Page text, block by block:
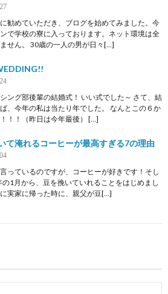
勧めていただき、ブログを始めてみました。今
で学校の寮に入っております。ネット環境は全
せん。 30歳の一人の男が日々[…]
ング部後輩の結婚式！ いい式でした～ さて、結
、今年の私は当たり年でした。 なんとこの６か
！！（昨日は今年最後） […]
て淹れるコーヒーが最高すぎる7の理由
っているのですが、コーヒーが好きです！そし
1月から、豆を挽いていれることをはじめまし
実家に帰った時に、親父が豆[…]